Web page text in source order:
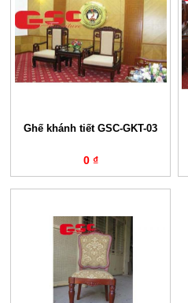
Ghế khánh tiết GSC-GKT-03
0 ₫